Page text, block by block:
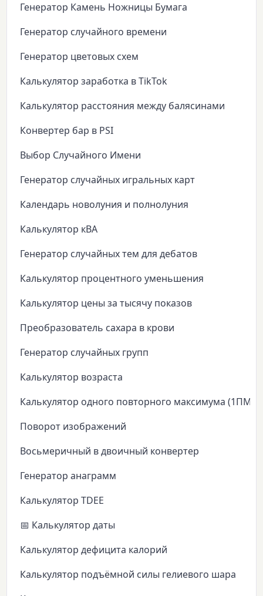
Генератор Камень Ножницы Бумага
Генератор случайного времени
Генератор цветовых схем
Калькулятор заработка в TikTok
Калькулятор расстояния между балясинами
Конвертер бар в PSI
Выбор Случайного Имени
Генератор случайных игральных карт
Календарь новолуния и полнолуния
Калькулятор кВА
Генератор случайных тем для дебатов
Калькулятор процентного уменьшения
Калькулятор цены за тысячу показов
Преобразователь сахара в крови
Генератор случайных групп
Калькулятор возраста
Калькулятор одного повторного максимума (1ПМ)
Поворот изображений
Восьмеричный в двоичный конвертер
Генератор анаграмм
Калькулятор TDEE
📅 Калькулятор даты
Калькулятор дефицита калорий
Калькулятор подъёмной силы гелиевого шара